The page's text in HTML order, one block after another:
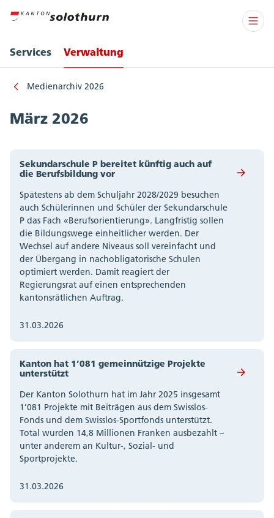
Services Verwaltung
Medienarchiv 2026
März 2026
Sekundarschule P bereitet künftig auch auf
die Berufsbildung vor
Spätestens ab dem Schuljahr 2028/2029 besuchen
auch Schülerinnen und Schüler der Sekundarschule
P das Fach «Berufsorientierung». Langfristig sollen
die Bildungswege einheitlicher werden. Der
Wechsel auf andere Niveaus soll vereinfacht und
der Übergang in nachobligatorische Schulen
optimiert werden. Damit reagiert der
Regierungsrat auf einen entsprechenden
kantonsrätlichen Auftrag.
31.03.2026
Kanton hat 1’081 gemeinnützige Projekte
unterstützt
Der Kanton Solothurn hat im Jahr 2025 insgesamt
1’081 Projekte mit Beiträgen aus dem Swisslos-
Fonds und dem Swisslos-Sportfonds unterstützt.
Total wurden 14,8 Millionen Franken ausbezahlt –
unter anderem an Kultur-, Sozial- und
Sportprojekte.
31.03.2026